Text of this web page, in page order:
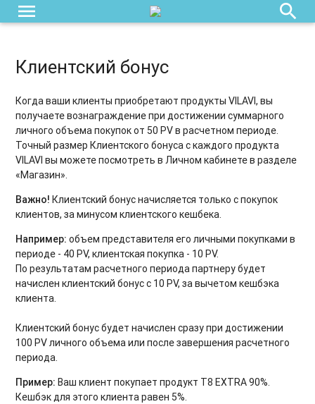
menu search
Клиентский бонус
Когда ваши клиенты приобретают продукты VILAVI, вы
получаете вознаграждение при достижении суммарного
личного объема покупок от 50 PV в расчетном периоде.
Точный размер Клиентского бонуса с каждого продукта
VILAVI вы можете посмотреть в Личном кабинете в разделе
«Магазин».
Важно!Клиентский бонус начисляется только с покупок
клиентов, за минусом клиентского кешбека.
Например:объем представителя его личными покупками в
периоде - 40 PV, клиентская покупка - 10 PV.
По результатам расчетного периода партнеру будет
начислен клиентский бонус с 10 PV, за вычетом кешбэка
клиента.
Клиентский бонус будет начислен сразу при достижении
100 PV личного объема или после завершения расчетного
периода.
Пример: Ваш клиент покупает продукт T8 EXTRA 90%.
Кешбэк для этого клиента равен 5%.